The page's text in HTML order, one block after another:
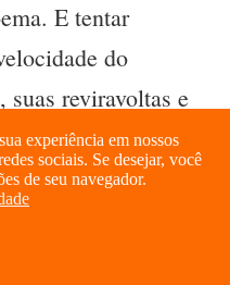
E tentar
do
suas reviravoltas e
fáceis. Para usar
futebol de que ele
o tradutor tinha
lance para
experiência em nossos
sociais. Se desejar, você
de seu navegador.